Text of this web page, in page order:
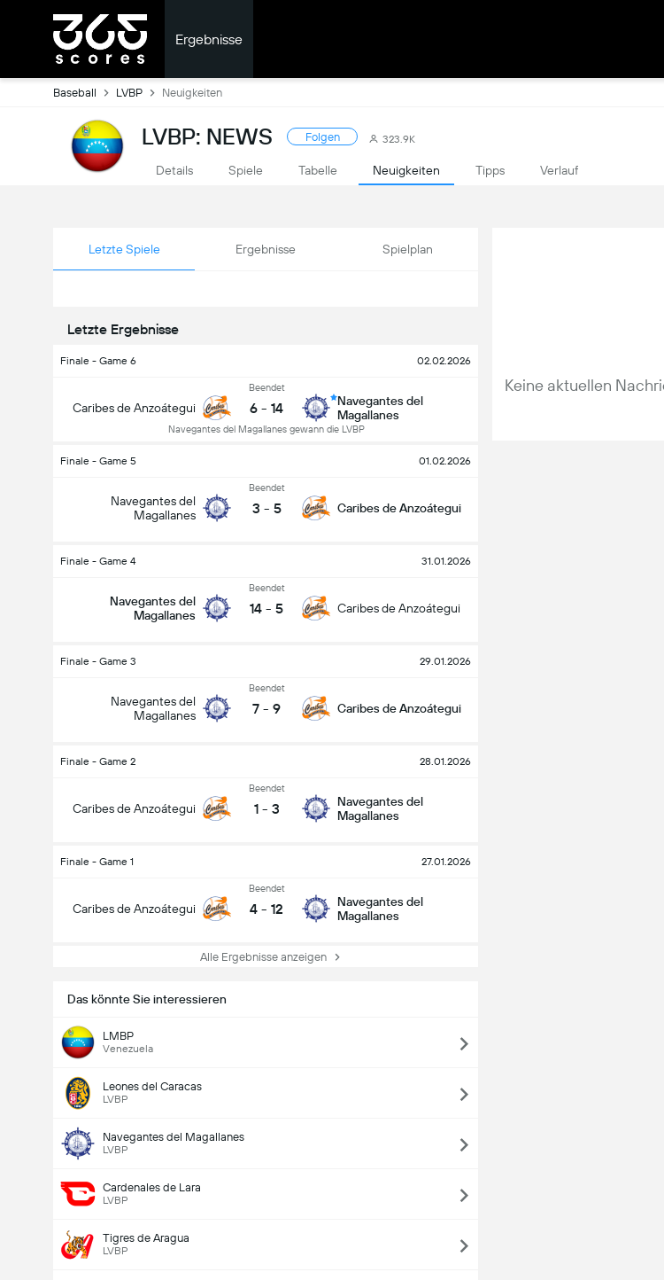
Ergebnisse
Baseball LVBP Neuigkeiten
LVBP: NEWS Folgen 323.9K
Details Spiele Tabelle Neuigkeiten Tipps Verlauf
Letzte Spiele Ergebnisse Spielplan
Letzte Ergebnisse
Finale - Game 6 02.02.2026
Caribes de Anzoátegui
Beendet
6 - 14
Navegantes del Magallanes gewann die LVBP
Navegantes del
Magallanes
Finale - Game 5 01.02.2026
Navegantes del
Magallanes
Beendet
3 - 5 Caribes de Anzoátegui
Finale - Game 4 31.01.2026
Navegantes del
Magallanes
Beendet
14 - 5 Caribes de Anzoátegui
Finale - Game 3 29.01.2026
Navegantes del
Magallanes
Beendet
7 - 9 Caribes de Anzoátegui
Finale - Game 2 28.01.2026
Caribes de Anzoátegui
Beendet
1 - 3
Navegantes del
Magallanes
Finale - Game 1 27.01.2026
Caribes de Anzoátegui
Beendet
4 - 12
Navegantes del
Magallanes
Alle Ergebnisse anzeigen
Das könnte Sie interessieren
LMBP
Venezuela
Leones del Caracas
LVBP
Navegantes del Magallanes
LVBP
Cardenales de Lara
LVBP
Tigres de Aragua
LVBP
Keine aktuellen